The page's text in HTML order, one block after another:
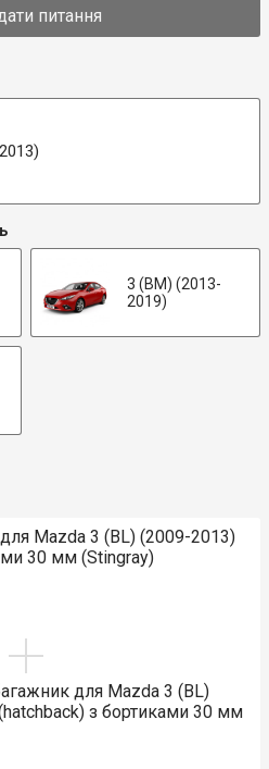
питання
3 (BM) (2013-
2019)
Mazda 3 (BL) (2009-2013)
30 мм (Stingray)
для Mazda 3 (BL)
з бортиками 30 мм